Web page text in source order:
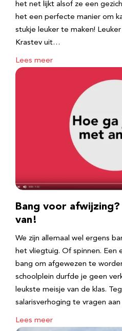
het net lijkt alsof ze een
het een perfecte manier om
stukje leuker te maken!
Krastev uit…
Lees meer
Bang voor
van!
We zijn allemaal wel ergens
het vliegtuig. Of spinnen. Een
bang om afgewezen te
schoolplein durfde je geen
leukste meisje van de klas.
salarisverhoging te vragen
Lees meer